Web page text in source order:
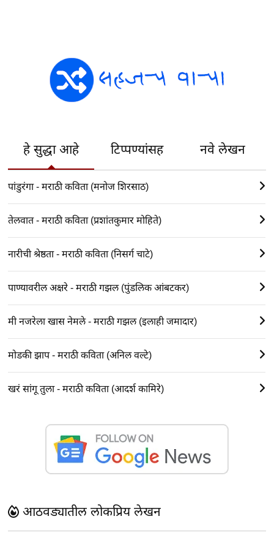
हे सुद्धा आहे टिप्पण्यांसह नवे लेखन
पांडुरंगा - मराठी कविता (मनोज शिरसाठ)
तेलवात - मराठी कविता (प्रशांतकुमार मोहिते)
नारीची श्रेष्ठता - मराठी कविता (निसर्ग चाटे)
पाण्यावरील अक्षरे - मराठी गझल (पुंडलिक आंबटकर)
मी नजरेला खास नेमले - मराठी गझल (इलाही जमादार)
मोडकी झाप - मराठी कविता (अनिल वल्टे)
खरं सांगू तुला - मराठी कविता (आदर्श कामिरे)
आठवड्यातील लोकप्रिय लेखन